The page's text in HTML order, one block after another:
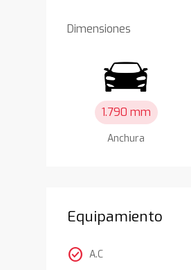
Dimensiones
1.790 mm
Anchura
Equipamiento
check_circle A.C